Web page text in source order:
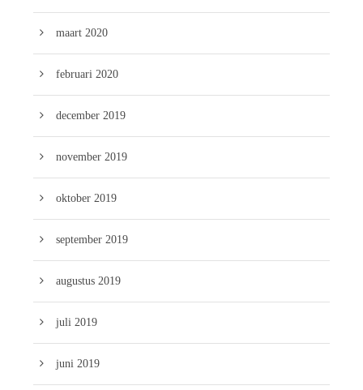
maart 2020
februari 2020
december 2019
november 2019
oktober 2019
september 2019
augustus 2019
juli 2019
juni 2019